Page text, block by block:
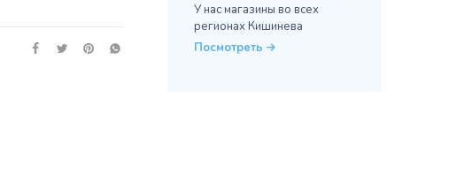
У нас магазины во всех
регионах Кишинева
Посмотреть